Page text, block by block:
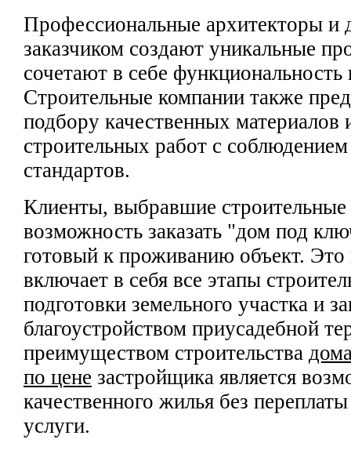
Профессиональные архитекторы и
заказчиком создают уникальные
сочетают в себе функциональность
Строительные компании также
подбору качественных
строительных работ с
стандартов.
Клиенты, выбравшие
возможность заказать "дом под
готовый к проживанию объект. Это
включает в себя все этапы
подготовки земельного участка и
благоустройством приусадебной
преимуществом строительства
по цене застройщика является
качественного жилья без
услуги.